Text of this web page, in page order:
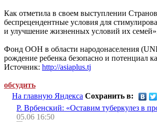
Как отметила в своем выступлении
беспрецендентные условия для
и улучшение жизненных условий их
Фонд ООН в области народонаселения
рождение ребенка безопасно и потенциал
Источник: http://asiaplus.tj
обсудить
На главную Яндекса Сохранить в:
Р. Врбенский: «Оставим туберкулез в
05.06 16:50